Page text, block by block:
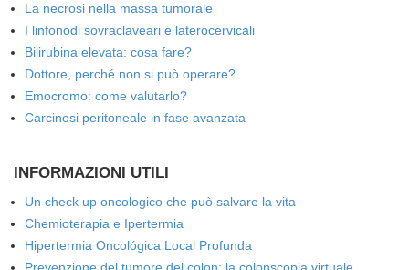
La necrosi nella massa tumorale
I linfonodi sovraclaveari e laterocervicali
Bilirubina elevata: cosa fare?
Dottore, perché non si può operare?
Emocromo: come valutarlo?
Carcinosi peritoneale in fase avanzata
INFORMAZIONI UTILI
Un check up oncologico che può salvare la vita
Chemioterapia e Ipertermia
Hipertermia Oncológica Local Profunda